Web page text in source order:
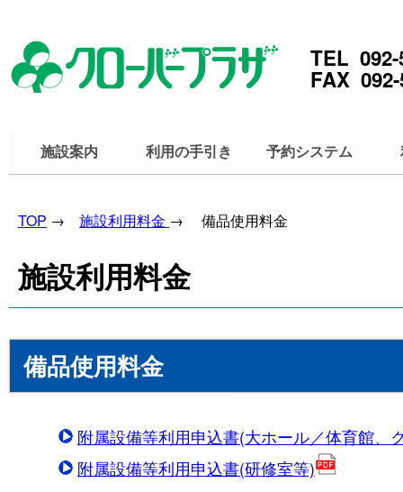
TEL 092-
FAX
施設案内 利用の手引き 予約システム
TOP → 施設利用料金 → 備品使用料金
施設利用料金
備品使用料金
附属設備等利用申込書(大ホール／体育館、
附属設備等利用申込書(研修室等)